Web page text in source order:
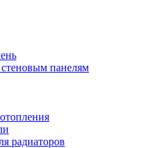
панелям
радиаторов